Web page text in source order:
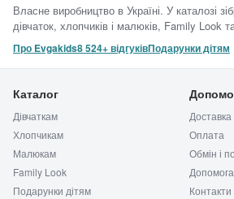
Власне виробництво в Україні. У каталозі
дівчаток, хлопчиків і малюків, Family Look
Про Evgakids8 524+ відгуківПодарунки дітям
Каталог
Дівчаткам
Хлопчикам
Малюкам
Family Look
Подарунки дітям
Доставка
Оплата
Обмін і
Контакти